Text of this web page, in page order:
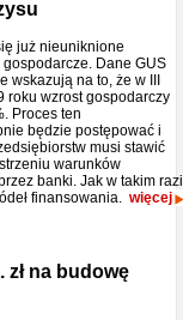
już nieuniknione
Dane GUS
wskazują na to, że w III
roku wzrost gospodarczy
Proces ten
będzie postępować i
musi stawić
warunków
banki. Jak w takim
finansowania. więcej
na budowę